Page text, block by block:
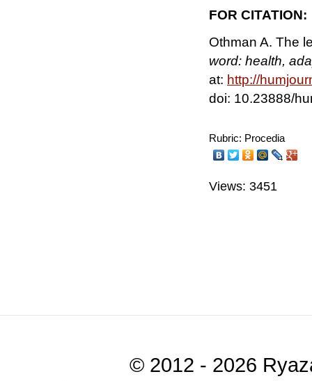
FOR CITATION:
Othman A. The
word: health,
at: http://
doi: 10.23888/
Rubric: Procedia
Views: 3451
© 2012 - 2026